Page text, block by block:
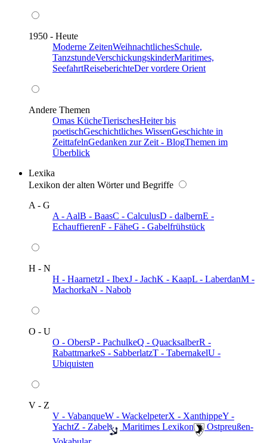
1950 - Heute
Moderne ZeitenWeihnachtlichesSchule,
TanzstundeVerschickungskinderMaritimes,
SeefahrtReiseberichteDer vordere Orient
Andere Themen
Omas KücheTierischesHeiter bis
poetischGeschichtliches WissenGeschichte in
ZeittafelnGedanken zur Zeit - BlogThemen im
Überblick
Lexika
Lexikon der alten Wörter und Begriffe
A - G
A - AalB - BaasC - CalculusD - dalbernE -
EchauffierenF - FäheG - Gabelfrühstück
H - N
H - HaarnetzI - IbexJ - JachK - KaapL - LaberdanM -
MachorkaN - Nabob
O - U
O - ObersP - PachulkeQ - QuacksalberR -
RabattmarkeS - SabberlatzT - TabernakelU -
Ubiquisten
V - Z
V - VabanqueW - WackelpeterX - XanthippeY -
YachtZ - Zabel ️ Maritimes Lexikon
️ Ostpreußen-